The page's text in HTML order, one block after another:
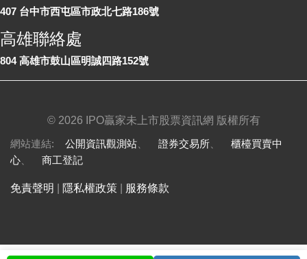
407 台中市西屯區市政北七路186號
高雄聯絡處
804 高雄市鼓山區明誠四路152號
© 2026 IPO贏家未上市股票資訊網 版權所有
網站連結: 公開資訊觀測站 證券交易所
櫃檯買賣中
心
商工登記
免責聲明 隱私權政策 服務條款